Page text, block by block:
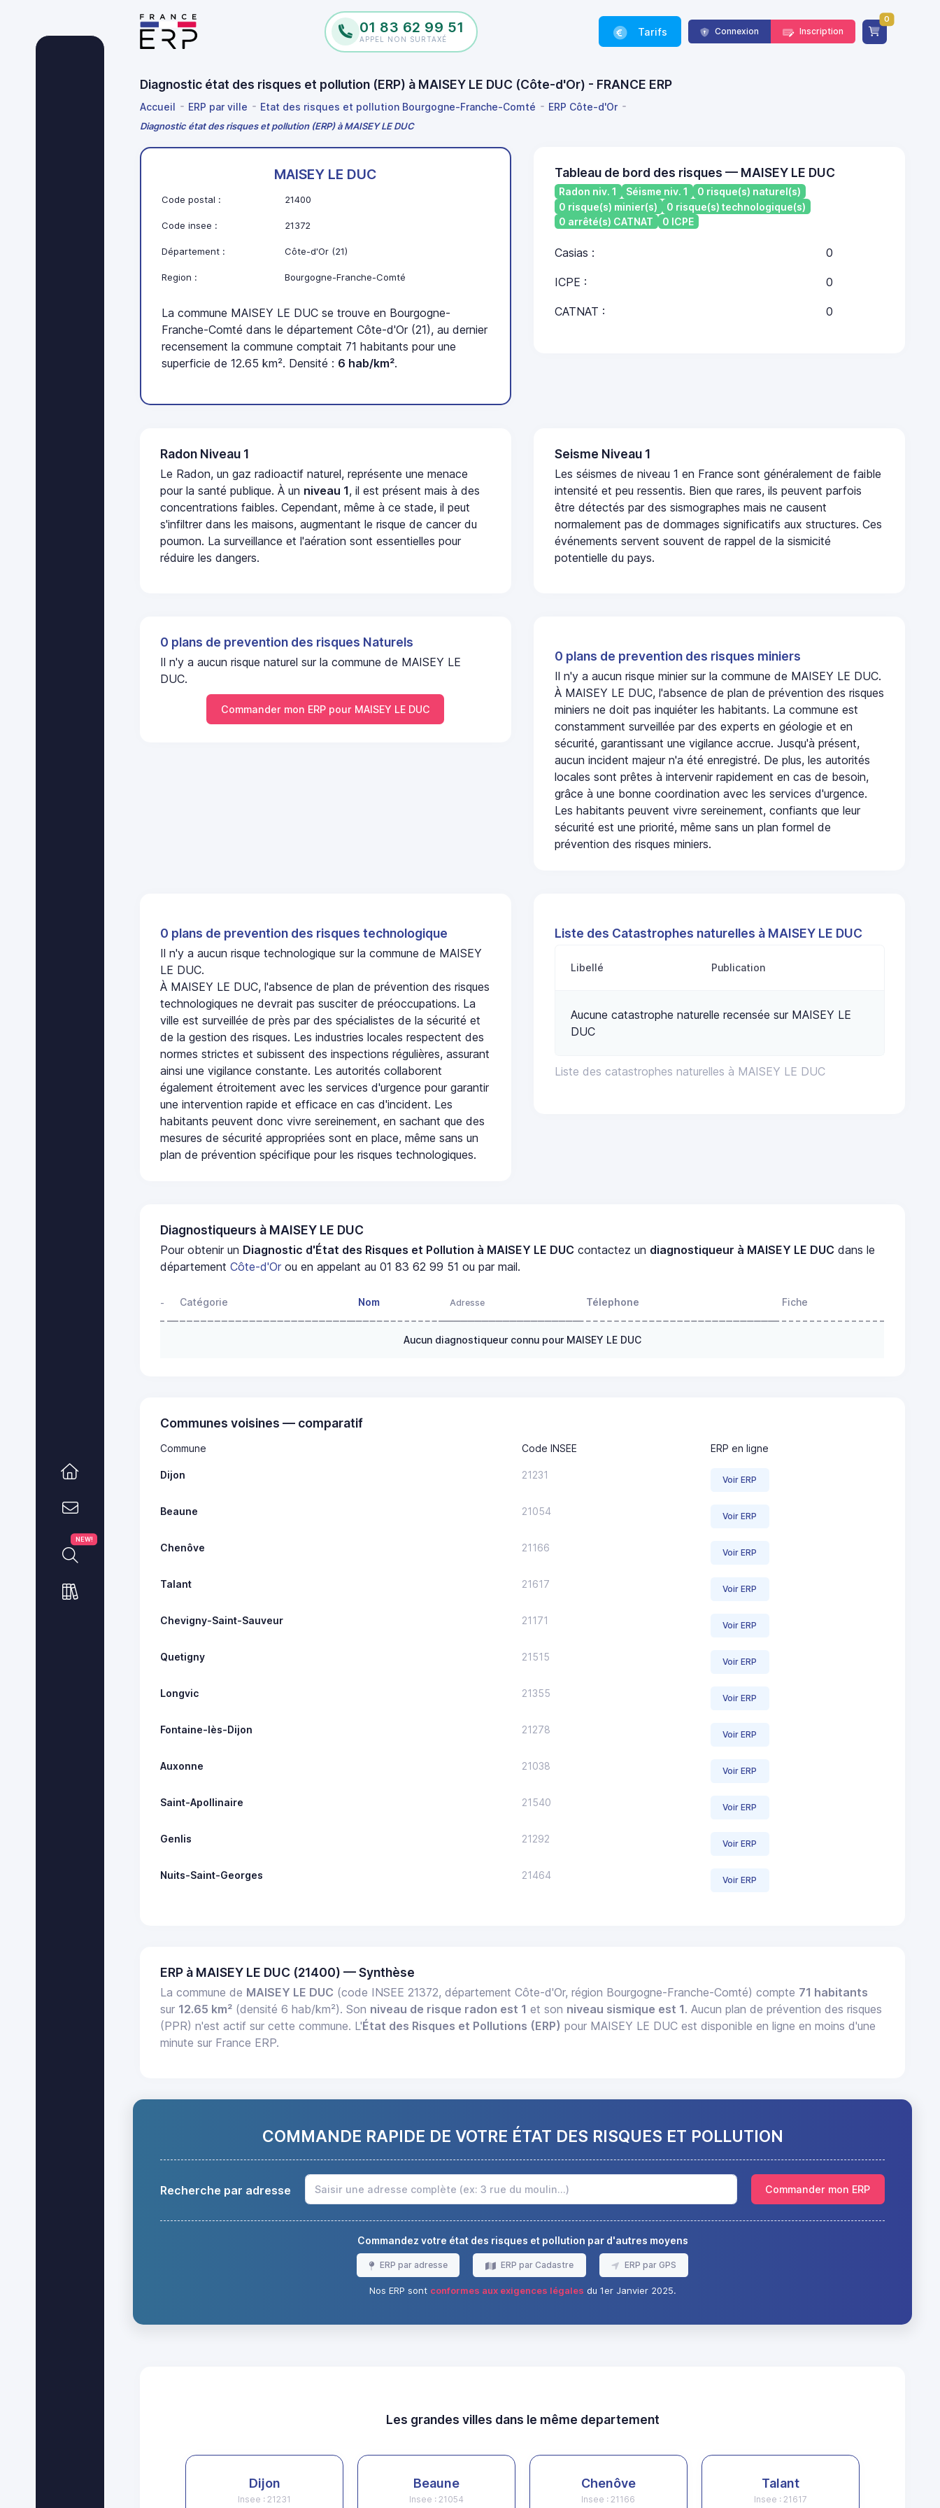
01 83 62 99 51
APPEL NON SURTAXÉ
Tarifs Connexion Inscription
0
Diagnostic état des risques et pollution (ERP) à MAISEY LE DUC (Côte-d'Or) - FRANCE ERP
Accueil ERP par ville Etat des risques et pollution Bourgogne-Franche-Comté ERP Côte-d'Or
Diagnostic état des risques et pollution (ERP) à MAISEY LE DUC
NEW!
MAISEY LE DUC
Code postal : 21400
Code insee : 21372
Département : Côte-d'Or (21)
Region : Bourgogne-Franche-Comté
La commune MAISEY LE DUC se trouve en Bourgogne-
Franche-Comté dans le département Côte-d'Or (21), au dernier
recensement la commune comptait 71 habitants pour une
superficie de 12.65 km². Densité : 6 hab/km².
Tableau de bord des risques — MAISEY LE DUC
Radon niv. 1 Séisme niv. 1
0 risque(s) naturel(s)
0 risque(s) minier(s)
0 risque(s) technologique(s)
0 arrêté(s) CATNAT
0 ICPE
Casias : 0
ICPE : 0
CATNAT : 0
Radon Niveau 1
Le Radon, un gaz radioactif naturel, représente une menace
pour la santé publique. À un niveau 1, il est présent mais à des
concentrations faibles. Cependant, même à ce stade, il peut
s'infiltrer dans les maisons, augmentant le risque de cancer du
poumon. La surveillance et l'aération sont essentielles pour
réduire les dangers.
Seisme Niveau 1
Les séismes de niveau 1 en France sont généralement de faible
intensité et peu ressentis. Bien que rares, ils peuvent parfois
être détectés par des sismographes mais ne causent
normalement pas de dommages significatifs aux structures. Ces
événements servent souvent de rappel de la sismicité
potentielle du pays.
0 plans de prevention des risques Naturels
Il n'y a aucun risque naturel sur la commune de MAISEY LE
DUC.
Commander mon ERP pour MAISEY LE DUC
0 plans de prevention des risques miniers
Il n'y a aucun risque minier sur la commune de MAISEY LE DUC.
À MAISEY LE DUC, l'absence de plan de prévention des risques
miniers ne doit pas inquiéter les habitants. La commune est
constamment surveillée par des experts en géologie et en
sécurité, garantissant une vigilance accrue. Jusqu'à présent,
aucun incident majeur n'a été enregistré. De plus, les autorités
locales sont prêtes à intervenir rapidement en cas de besoin,
grâce à une bonne coordination avec les services d'urgence.
Les habitants peuvent vivre sereinement, confiants que leur
sécurité est une priorité, même sans un plan formel de
prévention des risques miniers.
0 plans de prevention des risques technologique
Il n'y a aucun risque technologique sur la commune de MAISEY
LE DUC.
À MAISEY LE DUC, l'absence de plan de prévention des risques
technologiques ne devrait pas susciter de préoccupations. La
ville est surveillée de près par des spécialistes de la sécurité et
de la gestion des risques. Les industries locales respectent des
normes strictes et subissent des inspections régulières, assurant
ainsi une vigilance constante. Les autorités collaborent
également étroitement avec les services d'urgence pour garantir
une intervention rapide et efficace en cas d'incident. Les
habitants peuvent donc vivre sereinement, en sachant que des
mesures de sécurité appropriées sont en place, même sans un
plan de prévention spécifique pour les risques technologiques.
Liste des Catastrophes naturelles à MAISEY LE DUC
Liste des catastrophes naturelles à MAISEY LE DUC
Libellé Publication
Aucune catastrophe naturelle recensée sur MAISEY LE
DUC
Diagnostiqueurs à MAISEY LE DUC
Pour obtenir un Diagnostic d'État des Risques et Pollution à MAISEY LE DUC contactez un diagnostiqueur à MAISEY LE DUC dans le
départementCôte-d'Or ou en appelant au 01 83 62 99 51 ou par mail.
- Catégorie Nom Adresse Télephone Fiche
Aucun diagnostiqueur connu pour MAISEY LE DUC
Communes voisines — comparatif
Commune Code INSEE ERP en ligne
Dijon 21231 Voir ERP
Beaune 21054 Voir ERP
Chenôve 21166 Voir ERP
Talant 21617 Voir ERP
Chevigny-Saint-Sauveur 21171 Voir ERP
Quetigny 21515 Voir ERP
Longvic 21355 Voir ERP
Fontaine-lès-Dijon 21278 Voir ERP
Auxonne 21038 Voir ERP
Saint-Apollinaire 21540 Voir ERP
Genlis 21292 Voir ERP
Nuits-Saint-Georges 21464 Voir ERP
ERP à MAISEY LE DUC (21400) — Synthèse
La commune de MAISEY LE DUC (code INSEE 21372, département Côte-d'Or, région Bourgogne-Franche-Comté) compte 71 habitants
sur 12.65 km² (densité 6 hab/km²). Son niveau de risque radon est 1 et son niveau sismique est 1. Aucun plan de prévention des risques
(PPR) n'est actif sur cette commune. L'État des Risques et Pollutions (ERP) pour MAISEY LE DUC est disponible en ligne en moins d'une
minute sur France ERP.
COMMANDE RAPIDE DE VOTRE ÉTAT DES RISQUES ET POLLUTION
Recherche par adresse Commander mon ERP
Commandez votre état des risques et pollution par d'autres moyens
ERP par adresse ERP par Cadastre ERP par GPS
Nos ERP sont conformes aux exigences légales du 1er Janvier 2025.
Les grandes villes dans le même departement
Dijon
Insee : 21231
Beaune
Insee : 21054
Chenôve
Insee : 21166
Talant
Insee : 21617